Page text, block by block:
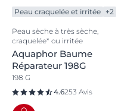
Peau craquelée et irritée +2
Peau sèche à très sèche,
craquelée* ou irritée
Aquaphor Baume
Réparateur 198G
198 G
4.6253 Avis